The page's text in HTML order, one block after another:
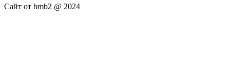
Сайт от bmb2 @ 2024